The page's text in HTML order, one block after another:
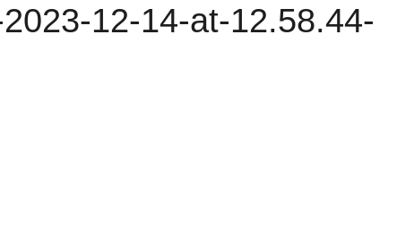
ENCABEZA BETO GRANADOS MESA DE TRABAJO CON PRESIDENTES
EL ENCANTO DE LAS PLAYAS DEL GOLFO DE MÉXICO.
12-14-at-12.58.44-